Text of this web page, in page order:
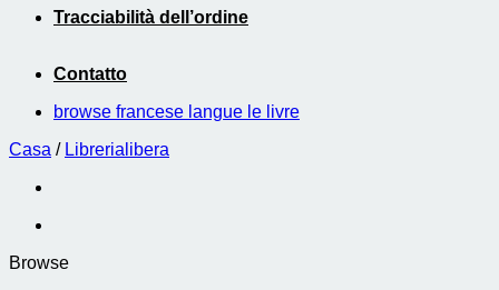
Tracciabilità dell’ordine
Contatto
browse francese langue le livre
Casa / Librerialibera
Browse